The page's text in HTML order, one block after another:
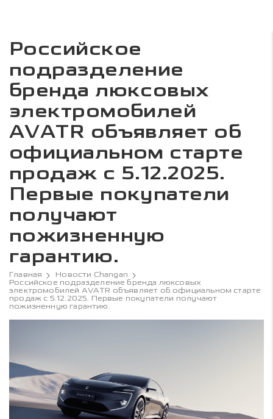
Российское
подразделение
бренда люксовых
электромобилей
AVATR объявляет об
официальном старте
продаж с 5.12.2025.
Первые покупатели
получают
пожизненную
гарантию.
Главная
Новости Changan
Российское подразделение бренда люксовых
электромобилей AVATR объявляет об официальном старте
продаж с 5.12.2025. Первые покупатели получают
пожизненную гарантию.